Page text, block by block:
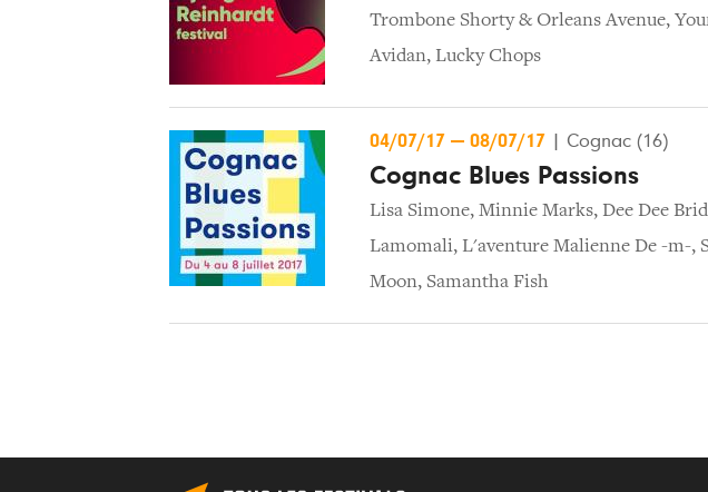
Trombone Shorty & Orleans Avenue,
Avidan, Lucky Chops
04/07/17 — 08/07/17 Cognac (16)
Cognac Blues Passions
Lisa Simone, Minnie Marks, Dee Dee
Lamomali, L'aventure Malienne De -m-,
Moon, Samantha Fish